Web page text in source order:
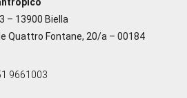
– 13900 Biella
Quattro Fontane, 20/a – 00184
9661003